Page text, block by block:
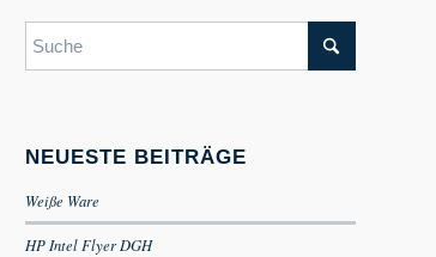
NEUESTE BEITRÄGE
Weiße Ware
HP Intel Flyer DGH